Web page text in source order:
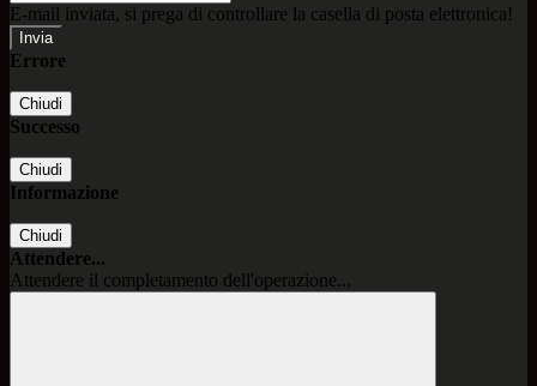
E-mail inviata, si prega di controllare la casella di posta elettronica!
Errore
Chiudi
Successo
Chiudi
Informazione
Chiudi
Attendere...
Attendere il completamento dell'operazione...